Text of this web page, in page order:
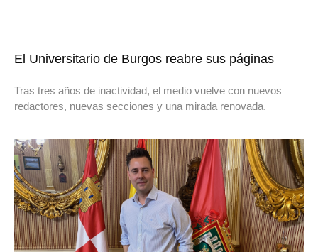
El Universitario de Burgos reabre sus páginas
Tras tres años de inactividad, el medio vuelve con nuevos
redactores, nuevas secciones y una mirada renovada.